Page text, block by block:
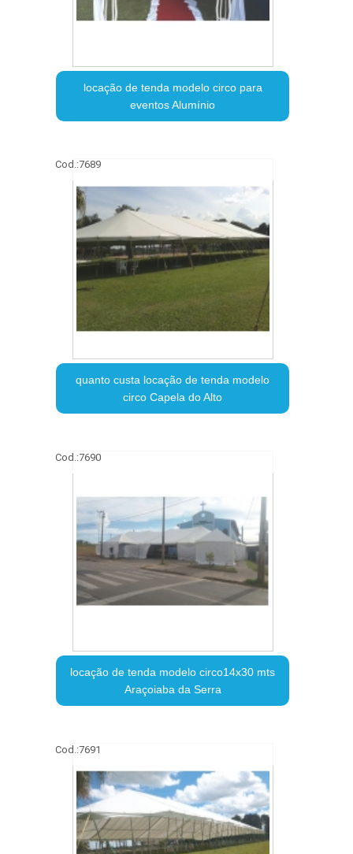
locação de tenda modelo circo para
eventos Alumínio
Cod.:7689
quanto custa locação de tenda modelo
circo Capela do Alto
Cod.:7690
locação de tenda modelo circo14x30 mts
Araçoiaba da Serra
Cod.:7691